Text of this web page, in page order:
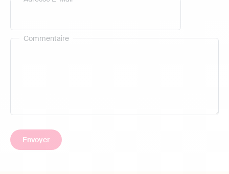
Commentaire